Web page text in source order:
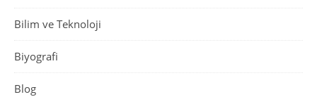
Bilim ve Teknoloji
Biyografi
Blog